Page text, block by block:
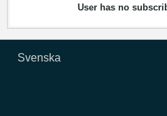
User has no
Svenska